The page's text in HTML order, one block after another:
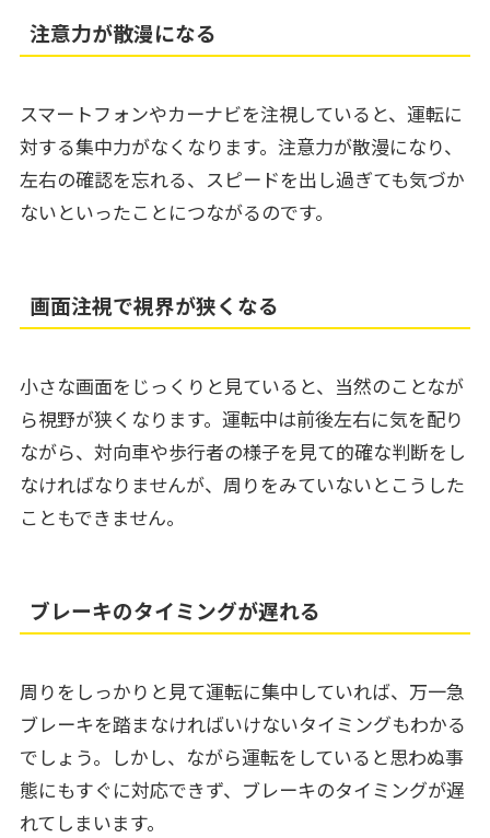
注意力が散漫になる
スマートフォンやカーナビを注視していると、運転に
対する集中力がなくなります。注意力が散漫になり、
左右の確認を忘れる、スピードを出し過ぎても気づか
ないといったことにつながるのです。
画面注視で視界が狭くなる
小さな画面をじっくりと見ていると、当然のことなが
ら視野が狭くなります。運転中は前後左右に気を配り
ながら、対向車や歩行者の様子を見て的確な判断をし
なければなりませんが、周りをみていないとこうした
こともできません。
ブレーキのタイミングが遅れる
周りをしっかりと見て運転に集中していれば、万一急
ブレーキを踏まなければいけないタイミングもわかる
でしょう。しかし、ながら運転をしていると思わぬ事
態にもすぐに対応できず、ブレーキのタイミングが遅
れてしまいます。